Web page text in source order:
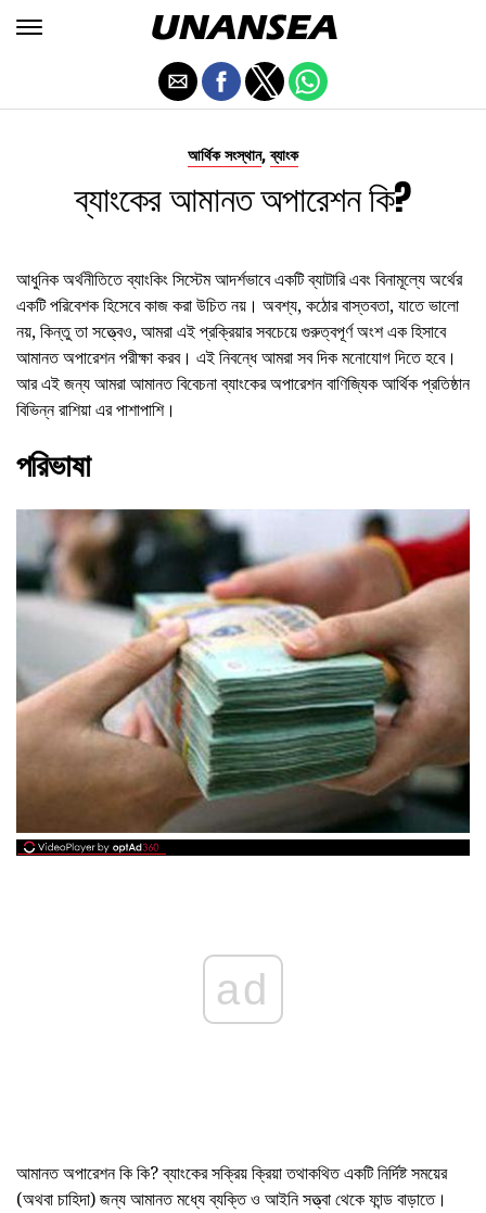
আর্থিক সংস্থান,ব্যাংক
ব্যাংকের আমানত অপারেশন কি?
আধুনিক অর্থনীতিতে ব্যাংকিং সিস্টেম আদর্শভাবে একটি ব্যাটারি এবং বিনামূল্যে অর্থের
একটি পরিবেশক হিসেবে কাজ করা উচিত নয়। অবশ্য, কঠোর বাস্তবতা, যাতে ভালো
নয়, কিন্তু তা সত্ত্বেও, আমরা এই প্রক্রিয়ার সবচেয়ে গুরুত্বপূর্ণ অংশ এক হিসাবে
আমানত অপারেশন পরীক্ষা করব। এই নিবন্ধে আমরা সব দিক মনোযোগ দিতে হবে।
আর এই জন্য আমরা আমানত বিবেচনা ব্যাংকের অপারেশন বাণিজ্যিক আর্থিক প্রতিষ্ঠান
বিভিন্ন রাশিয়া এর পাশাপাশি।
পরিভাষা
ad
আমানত অপারেশন কি কি? ব্যাংকের সক্রিয় ক্রিয়া তথাকথিত একটি নির্দিষ্ট সময়ের
(অথবা চাহিদা) জন্য আমানত মধ্যে ব্যক্তি ও আইনি সত্ত্বা থেকে ফান্ড বাড়াতে।